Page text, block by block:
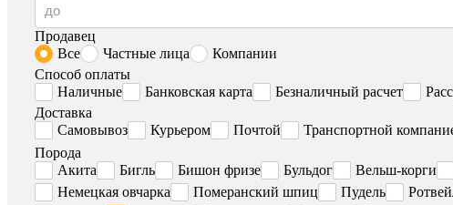
Продавец
Все
Частные лица
Компании
Способ оплаты
Наличные
Банковская карта Безналичный расчет
Доставка
Самовывоз
Курьером Почтой Транспортной
Порода
Акита
Бигль Бишон фризе Бульдог Вельш-корги
Немецкая овчарка
Померанский шпиц Пудель